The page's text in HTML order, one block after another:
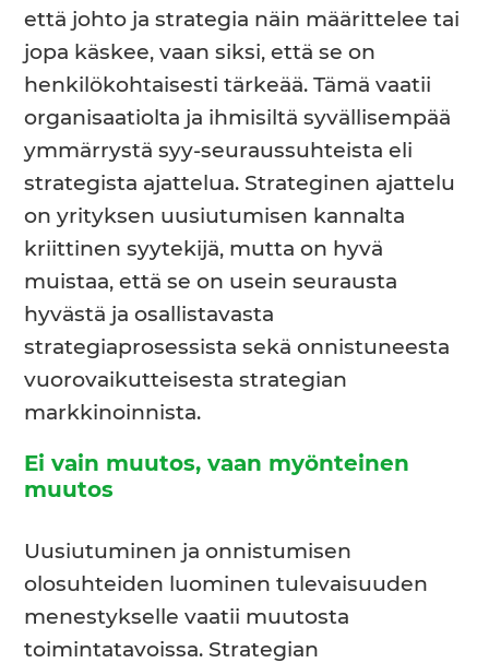
että johto ja strategia näin määrittelee tai
jopa käskee, vaan siksi, että se on
henkilökohtaisesti tärkeää. Tämä vaatii
organisaatiolta ja ihmisiltä syvällisempää
ymmärrystä syy-seuraussuhteista eli
strategista ajattelua. Strateginen ajattelu
on yrityksen uusiutumisen kannalta
kriittinen syytekijä, mutta on hyvä
muistaa, että se on usein seurausta
hyvästä ja osallistavasta
strategiaprosessista sekä onnistuneesta
vuorovaikutteisesta strategian
markkinoinnista.
Ei vain muutos, vaan myönteinen
muutos
Uusiutuminen ja onnistumisen
olosuhteiden luominen tulevaisuuden
menestykselle vaatii muutosta
toimintatavoissa. Strategian